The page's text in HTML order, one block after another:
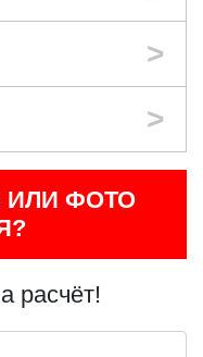
ИЛИ ФОТО
расчёт!